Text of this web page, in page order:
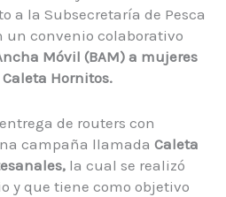
a la Subsecretaría de Pesca
convenio colaborativo
Móvil (BAM) a mujeres
Hornitos.
de routers con
campaña llamada Caleta
la cual se realizó
y que tiene como objetivo